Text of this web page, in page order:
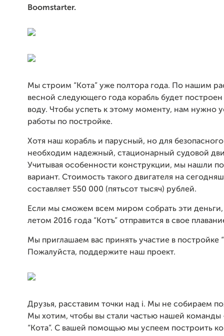
Boomstarter.
Мы строим “Кота” уже полтора года. По нашим
весной следующего года корабль будет
воду. Чтобы успеть к этому моменту, нам нужно
работы по постройке.
Хотя наш корабль и парусный, но для
необходим надежный, стационарный судовой
Учитывая особенности конструкции, мы нашли
вариант. Стоимость такого двигателя на
составляет 550 000 (пятьсот тысяч) рублей.
Если мы сможем всем миром собрать эти
летом 2016 года “Котъ” отправится в свое
Мы приглашаем вас принять участие в постройке
Пожалуйста, поддержите наш проект.
Друзья, расставим точки над i. Мы не собираем
Мы хотим, чтобы вы стали частью нашей
“Кота”. С вашей помощью мы успеем построить